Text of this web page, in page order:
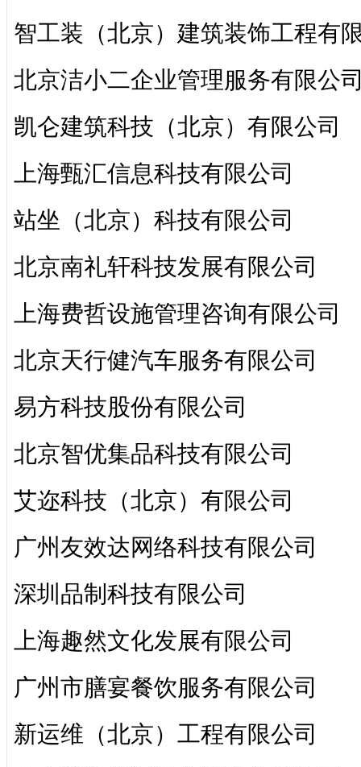
智工装（北京）建筑装饰工程有
北京洁小二企业管理服务有限公
凯仑建筑科技（北京）有限公司
上海甄汇信息科技有限公司
站坐（北京）科技有限公司
北京南礼轩科技发展有限公司
上海费哲设施管理咨询有限公司
北京天行健汽车服务有限公司
易方科技股份有限公司
北京智优集品科技有限公司
艾迩科技（北京）有限公司
广州友效达网络科技有限公司
深圳品制科技有限公司
上海趣然文化发展有限公司
广州市膳宴餐饮服务有限公司
新运维（北京）工程有限公司